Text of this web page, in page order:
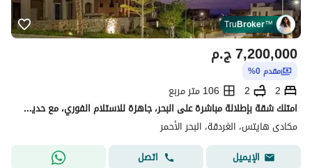
TruBroker™
ج.م7,200,000
مقدم 0%
2
2
106 متر مربع
امتلك شقة بإطلالة مباشرة على البحر، جاهزة للاستلام الفوري، مع حديقة خاصة
مكادى هايتس، الغردقة، البحر الأحمر
الإيميل
اتصل